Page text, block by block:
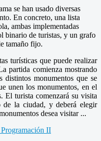
se han usado diversas
En concreto, una lista
ambas implementadas
binario de turistas, y un grafo
tamaño fijo.
turísticas que puede realizar
partida comienza mostrando
monumentos que se
unen los monumentos, en el
El turista comenzará su visita
de la ciudad, y deberá elegir
desea visitar ...
II